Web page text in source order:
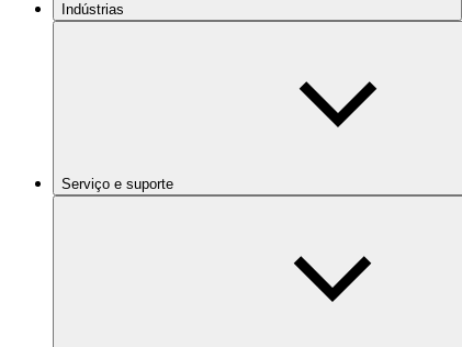
Indústrias
Serviço e suporte